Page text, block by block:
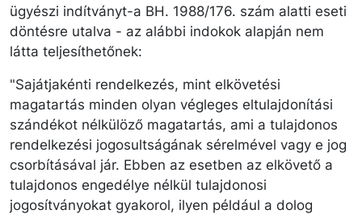
ügyészi indítványt-a BH. 1988/176. szám alatti eseti
döntésre utalva - az alábbi indokok alapján nem
látta teljesíthetőnek:
"Sajátjakénti rendelkezés, mint elkövetési
magatartás minden olyan végleges eltulajdonítási
szándékot nélkülöző magatartás, ami a tulajdonos
rendelkezési jogosultságának sérelmével vagy e jog
csorbításával jár. Ebben az esetben az elkövető a
tulajdonos engedélye nélkül tulajdonosi
jogosítványokat gyakorol, ilyen például a dolog